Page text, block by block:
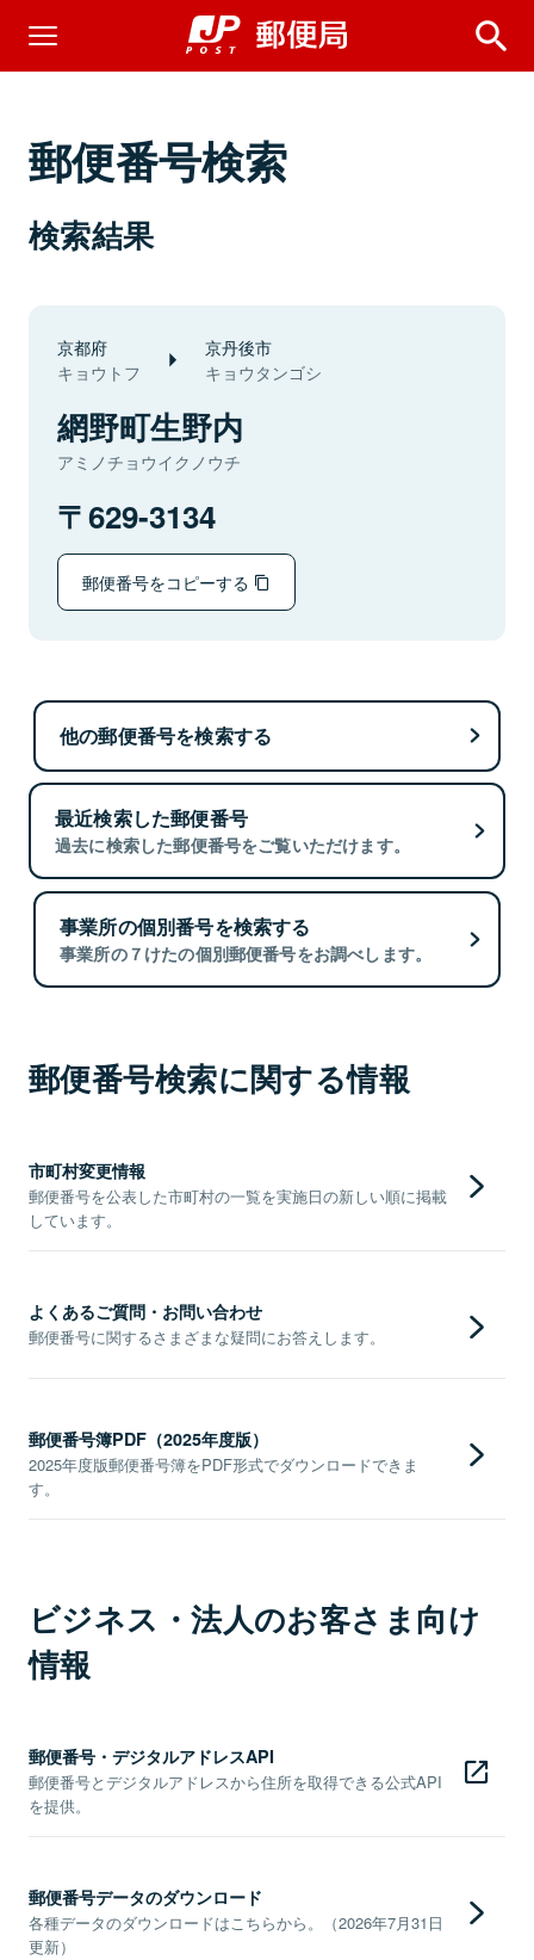
郵便番号検索
検索結果
京都府
キョウトフ
京丹後市
キョウタンゴシ
網野町生野内
アミノチョウイクノウチ
629-3134
郵便番号をコピーする
他の郵便番号を検索する
最近検索した郵便番号
過去に検索した郵便番号をご覧いただけます。
事業所の個別番号を検索する
事業所の７けたの個別郵便番号をお調べします。
郵便番号検索に関する情報
市町村変更情報
郵便番号を公表した市町村の一覧を実施日の新しい順に掲載
しています。
よくあるご質問・お問い合わせ
郵便番号に関するさまざまな疑問にお答えします。
郵便番号簿PDF（2025年度版）
2025年度版郵便番号簿をPDF形式でダウンロードできま
す。
ビジネス・法人のお客さま向け
情報
郵便番号・デジタルアドレスAPI
郵便番号とデジタルアドレスから住所を取得できる公式API
を提供。
郵便番号データのダウンロード
各種データのダウンロードはこちらから。（2026年7月31日
更新）